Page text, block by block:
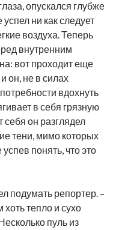
опускался глубже
ни как следует
воздуха. Теперь
внутренним
вот проходит еще
он, не в силах
вдохнуть
в себя грязную
себя он разглядел
тени, мимо которых
понять, что это
подумать репортер. –
тепло и сухо
пуль из